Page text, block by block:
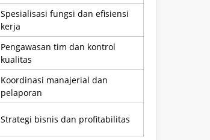
Spesialisasi fungsi dan efisiensi
kerja
Pengawasan tim dan kontrol
kualitas
Koordinasi manajerial dan
pelaporan
Strategi bisnis dan profitabilitas